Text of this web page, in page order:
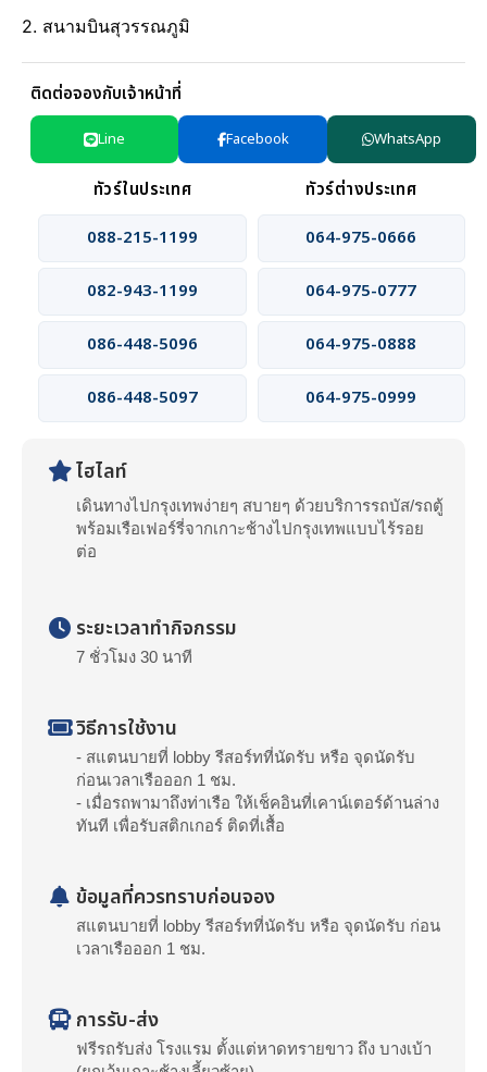
2. สนามบินสุวรรณภูมิ
ติดต่อจองกับเจ้าหน้าที่
Line Facebook WhatsApp
ทัวร์ในประเทศ
ทัวร์ต่างประเทศ
088-215-1199
064-975-0666
082-943-1199 064-975-0777
086-448-5096 064-975-0888
086-448-5097 064-975-0999
ไฮไลท์
เดินทางไปกรุงเทพง่ายๆ สบายๆ ด้วยบริการรถบัส/รถตู้
พร้อมเรือเฟอร์รี่จากเกาะช้างไปกรุงเทพแบบไร้รอย
ต่อ
ระยะเวลาทำกิจกรรม
7 ชั่วโมง 30 นาที
วิธีการใช้งาน
- สแตนบายที่ lobby รีสอร์ทที่นัดรับ หรือ จุดนัดรับ
ก่อนเวลาเรือออก 1 ชม.
- เมื่อรถพามาถึงท่าเรือ ให้เช็คอินที่เคาน์เตอร์ด้านล่าง
ทันที เพื่อรับสติกเกอร์ ติดที่เสื้อ
ข้อมูลที่ควรทราบก่อนจอง
สแตนบายที่ lobby รีสอร์ทที่นัดรับ หรือ จุดนัดรับ ก่อน
เวลาเรือออก 1 ชม.
การรับ-ส่ง
ฟรีรถรับส่ง โรงแรม ตั้งแต่หาดทรายขาว ถึง บางเบ้า